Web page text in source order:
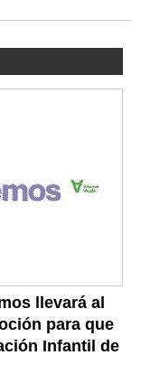
llevará al
para que
Infantil de